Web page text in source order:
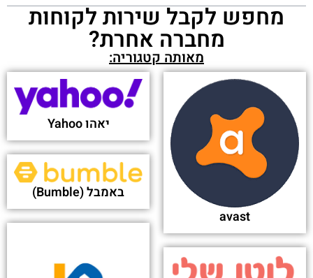
מחפש לקבל שירות לקוחות
מחברה אחרת?
מאותה קטגוריה:
avast
יאהו Yahoo
באמבל (Bumble)